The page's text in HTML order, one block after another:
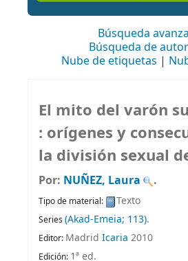
Búsqueda
Búsqueda de
Nube de etiquetas
El mito del varón
: orígenes y
la división sexual
Por: NUÑEZ, Laura .
Tipo de material: Texto
Series (Akad-Emeia; 113).
Editor: Madrid Icaria 2010
Edición: 1ª ed.